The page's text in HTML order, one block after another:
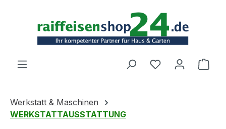
Werkstatt & Maschinen
WERKSTATTAUSSTATTUNG